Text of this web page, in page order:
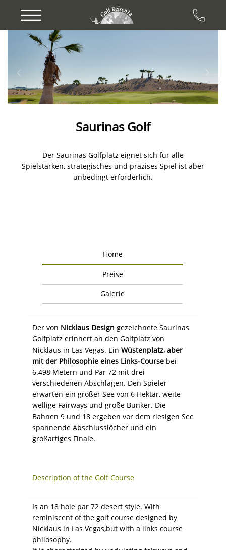
Previous
Saurinas Golf
Der Saurinas Golfplatz eignet sich für alle
Spielstärken, strategisches und präzises Spiel ist aber
unbedingt erforderlich.
Home
Preise
Galerie
Der von Nicklaus Design gezeichnete Saurinas
Golfplatz erinnert an den Golfplatz von
Nicklaus in Las Vegas. Ein Wüstenplatz, aber
mit der Philosophie eines Links-Course bei
6.498 Metern und Par 72 mit drei
verschiedenen Abschlägen. Den Spieler
erwarten ein großer See von 6 Hektar, weite
wellige Fairways und große Bunker. Die
Bahnen 9 und 18 ergeben vor dem riesigen See
spannende Abschlusslöcher und ein
großartiges Finale.
Description of the Golf Course
Is an 18 hole par 72 desert style. With
reminiscent of the golf course designed by
Nicklaus in Las Vegas,but with a links course
philosophy.